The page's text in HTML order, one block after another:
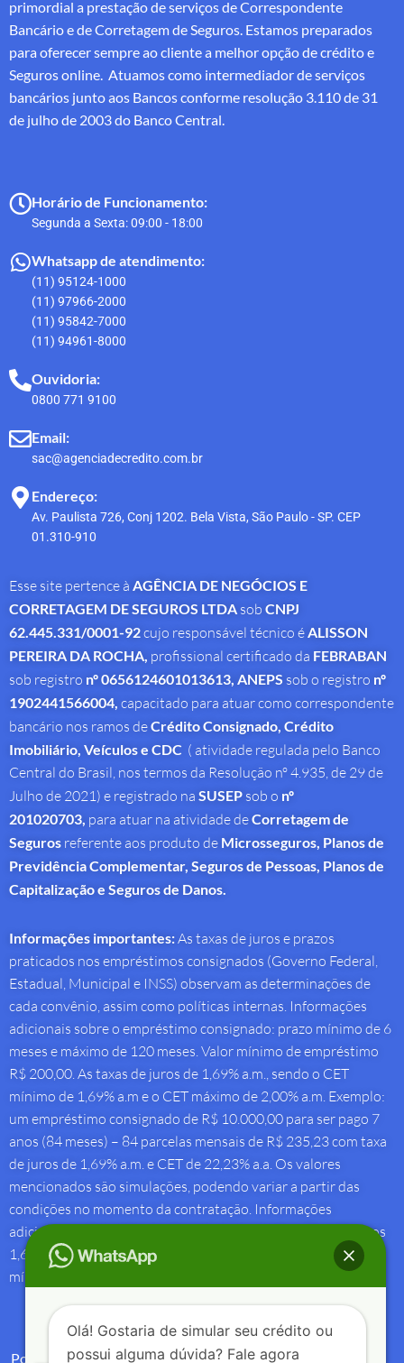
primordial a prestação de serviços de Correspondente
Bancário e de Corretagem de Seguros. Estamos preparados
para oferecer sempre ao cliente a melhor opção de crédito e
Seguros online. Atuamos como intermediador de serviços
bancários junto aos Bancos conforme resolução 3.110 de 31
de julho de 2003 do Banco Central.
Horário de Funcionamento:
Segunda a Sexta: 09:00 - 18:00
Whatsapp de atendimento:
(11) 95124-1000
(11) 97966-2000
(11) 95842-7000
(11) 94961-8000
Ouvidoria:
0800 771 9100
Email:
sac@agenciadecredito.com.br
Endereço:
Av. Paulista 726, Conj 1202. Bela Vista, São Paulo - SP. CEP
01.310-910
Esse site pertence à AGÊNCIA DE NEGÓCIOS E
CORRETAGEM DE SEGUROS LTDA sob CNPJ
62.445.331/0001-92cujo responsável técnico é ALISSON
PEREIRA DA ROCHA profissional certificado da FEBRABAN
sob registro nº 0656124601013613, ANEPS sob o registro nº
1902441566004, capacitado para atuar como correspondente
bancário nos ramos deCrédito Consignado, Crédito
Imobiliário, Veículos e CDC ( atividade regulada pelo Banco
Central do Brasil, nos termos da Resolução nº 4.935, de 29 de
Julho de 2021) e registrado na SUSEP sob o nº
201020703, para atuar na atividade deCorretagem de
Seguros referente aos produto de Microsseguros, Planos de
Previdência Complementar, Seguros de Pessoas, Planos de
Capitalização e Seguros de Danos.
Informações importantes:As taxas de juros e prazos
praticados nos empréstimos consignados (Governo Federal,
Estadual, Municipal e INSS) observam as determinações de
cada convênio, assim como políticas internas. Informações
adicionais sobre o empréstimo consignado: prazo mínimo de 6
meses e máximo de 120 meses. Valor mínimo de empréstimo
R$ 200,00. As taxas de juros de 1,69% a.m., sendo o CET
mínimo de 1,69% a.m e o CET máximo de 2,00% a.m. Exemplo:
um empréstimo consignado de R$ 10.000,00 para ser pago 7
anos (84 meses) – 84 parcelas mensais de R$ 235,23 com taxa
de juros de 1,69% a.m. e CET de 22,23% a.a. Os valores
mencionados são simulações, podendo variar a partir das
condições no momento da contratação. Informações
adicionais sobre antecipação saque-aniversário: Taxa de juros
1,69% a.m e Custo Efetivo Total máximo de 1,92% a.m. e
mínimo de 1,88% a.m.
Política de Privacidade
Olá! Gostaria de simular seu crédito ou
possui alguma dúvida? Fale agora